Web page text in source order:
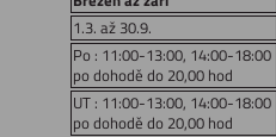
1.3. až 30.9.
Po : 11:00-13:00, 14:00-18:00
po dohodě do 20,00 hod
UT : 11:00-13:00, 14:00-18:00
po dohodě do 20,00 hod